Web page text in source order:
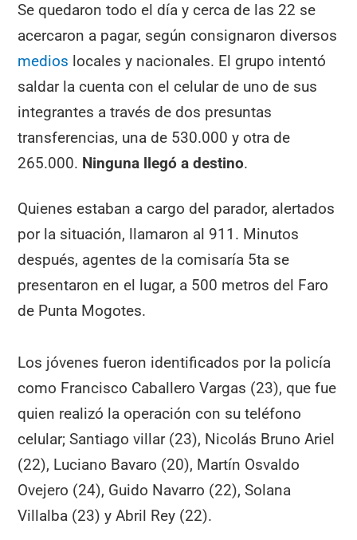
Se quedaron todo el día y cerca de las 22 se
acercaron a pagar, según consignaron diversos
medios locales y nacionales. El grupo intentó
saldar la cuenta con el celular de uno de sus
integrantes a través de dos presuntas
transferencias, una de 530.000 y otra de
265.000. Ninguna llegó a destino.
Quienes estaban a cargo del parador, alertados
por la situación, llamaron al 911. Minutos
después, agentes de la comisaría 5ta se
presentaron en el lugar, a 500 metros del Faro
de Punta Mogotes.
Los jóvenes fueron identificados por la policía
como Francisco Caballero Vargas (23), que fue
quien realizó la operación con su teléfono
celular; Santiago villar (23), Nicolás Bruno Ariel
(22), Luciano Bavaro (20), Martín Osvaldo
Ovejero (24), Guido Navarro (22), Solana
Villalba (23) y Abril Rey (22).